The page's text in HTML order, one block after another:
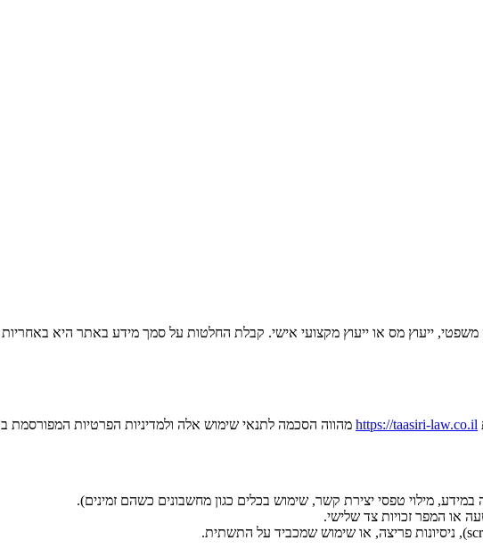
משפטי, ייעוץ מס או ייעוץ מקצועי אישי. קבלת החלטות על סמך מידע באתר היא
https://taasiri-law.co.il מהווה הסכמה לתנאי שימוש אלה ולמדיניות הפרטיות
במידע, מילוי טפסי יצירת קשר, שימוש בכלים כגון מחשבונים כשהם זמינים).
או המפר זכויות צד שלישי.